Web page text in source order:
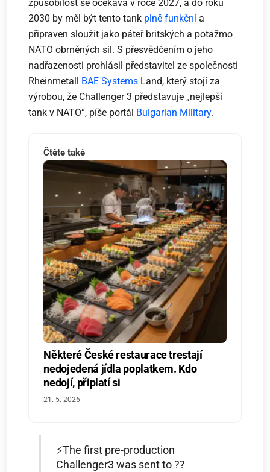
způsobilost se očekává v roce 2027, a do roku
2030 by měl být tento tank plně funkční a
připraven sloužit jako páteř britských a potažmo
NATO obrněných sil. S přesvědčením o jeho
nadřazenosti prohlásil představitel ze společnosti
Rheinmetall BAE Systems Land, který stojí za
výrobou, že Challenger 3 představuje „nejlepší
tank v NATO“, píše portál Bulgarian Military.
Čtěte také
Některé České restaurace trestají
nedojedená jídla poplatkem. Kdo
nedojí, připlatí si
21. 5. 2026
⚡️The first pre-production
Challenger3 was sent to ??